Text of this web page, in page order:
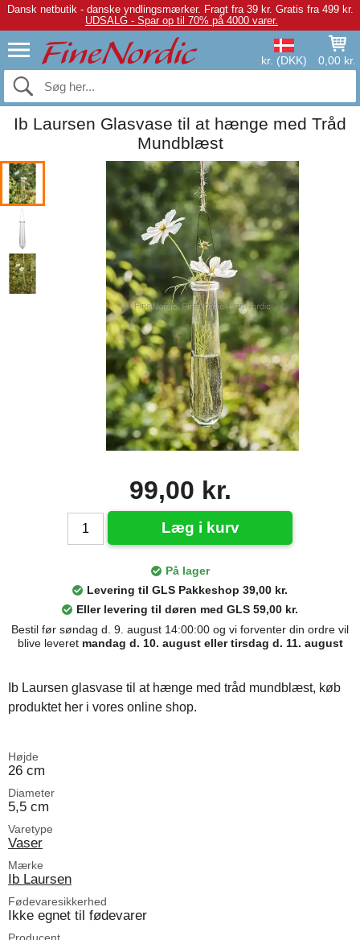
Dansk netbutik - danske yndlingsmærker. Fragt fra 39 kr. Gratis fra 499 kr.
UDSALG - Spar op til 70% på 4000 varer.
kr. (DKK) 0,00 kr.
Ib Laursen Glasvase til at hænge med Tråd
Mundblæst
99,00 kr.
Læg i kurv
På lager
Levering til GLS Pakkeshop 39,00 kr.
Eller levering til døren med GLS 59,00 kr.
Bestil før søndag d. 9. august 14:00:00 og vi forventer din ordre vil
blive leveret mandag d. 10. august eller tirsdag d. 11. august
Ib Laursen glasvase til at hænge med tråd mundblæst, køb
produktet her i vores online shop.
Højde
26 cm
Diameter
5,5 cm
Varetype
Vaser
Mærke
Ib Laursen
Fødevaresikkerhed
Ikke egnet til fødevarer